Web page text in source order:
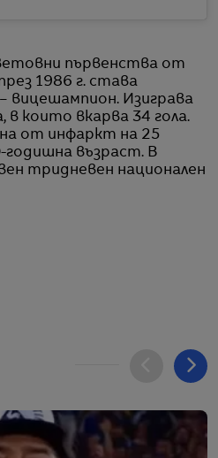
първенства от
1986 г. става
вицешампион. Изиграва
в които вкарва 34 гола.
от инфаркт на 25
годишна възраст. В
тридневен национален